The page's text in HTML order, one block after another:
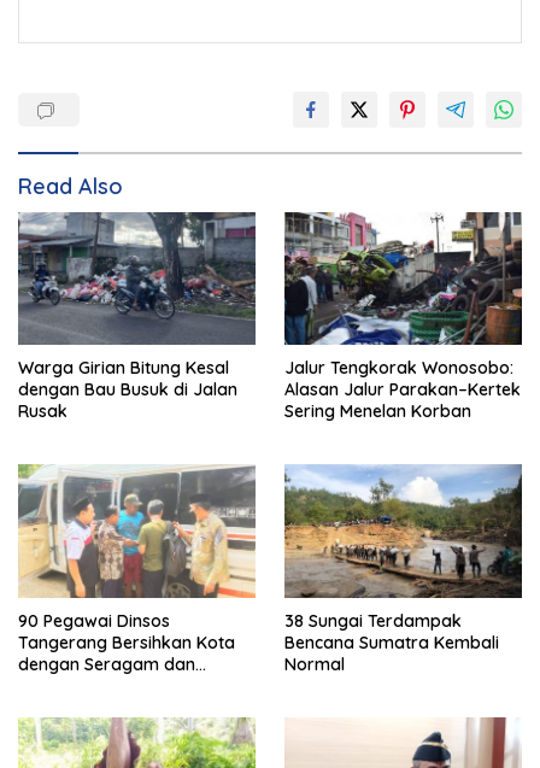
Read Also
Warga Girian Bitung Kesal
dengan Bau Busuk di Jalan
Rusak
Jalur Tengkorak Wonosobo:
Alasan Jalur Parakan–Kertek
Sering Menelan Korban
90 Pegawai Dinsos
Tangerang Bersihkan Kota
dengan Seragam dan
38 Sungai Terdampak
Bencana Sumatra Kembali
Normal